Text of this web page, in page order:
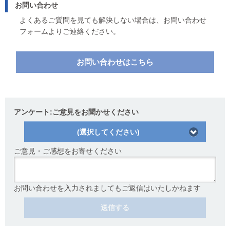
お問い合わせ
よくあるご質問を見ても解決しない場合は、お問い合わせ
フォームよりご連絡ください。
お問い合わせはこちら
アンケート:ご意見をお聞かせください
(選択してください)
ご意見・ご感想をお寄せください
お問い合わせを入力されましてもご返信はいたしかねます
送信する